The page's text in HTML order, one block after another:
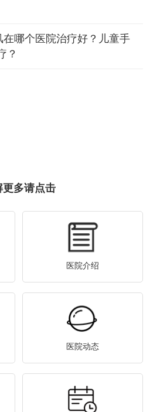
哪个医院治疗好？儿童手
？
更多请点击
医院介绍
医院动态